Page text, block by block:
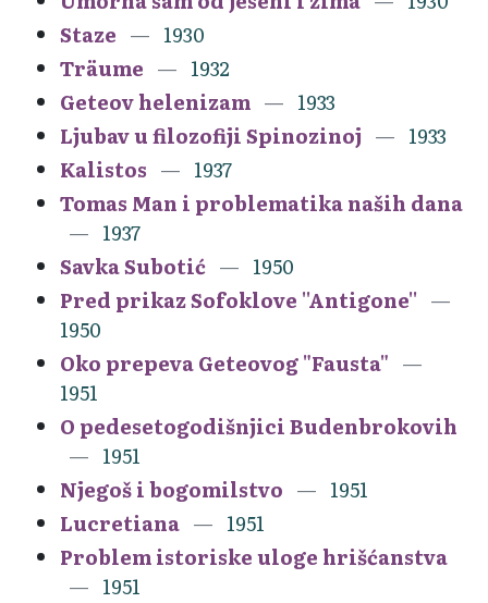
Staze
1930
Träume
1932
Geteov helenizam
1933
Ljubav u filozofiji Spinozinoj
1933
Kalistos
1937
Tomas Man i problematika naših dana
1937
Savka Subotić
1950
Pred prikaz Sofoklove ''Antigone''
1950
Oko prepeva Geteovog "Fausta"
1951
O pedesetogodišnjici Budenbrokovih
1951
Njegoš i bogomilstvo
1951
Lucretiana
1951
Problem istoriske uloge hrišćanstva
1951